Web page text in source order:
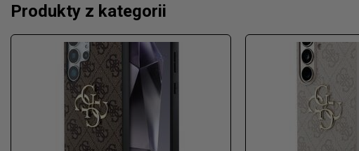
Produkty z kategorii